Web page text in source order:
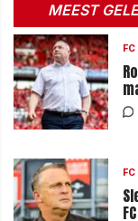
MEEST
FC